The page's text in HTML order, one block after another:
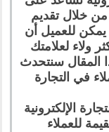
خلال تقديم
للعميل أن
ولاء لعلامتك
المقال سنتحدث
في التجارة
الإلكترونية
للعملاء